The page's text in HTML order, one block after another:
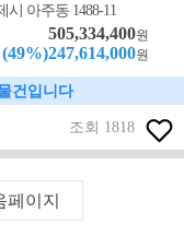
시 아주동 1488-11
505,334,400원
(49%)247,614,000원
건입니다
조회 1818
페이지